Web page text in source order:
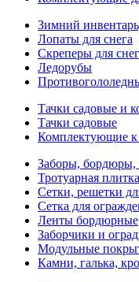
Зимний
Лопаты для снега
Скреперы для
Ледорубы
Тачки садовые и
Тачки садовые
Комплектующие к
Заборы, бордюры,
Тротуарная плитка
Сетки, решетки
Сетка для
Ленты бордюрные
Заборчики и
Модульные
Камни, галька,